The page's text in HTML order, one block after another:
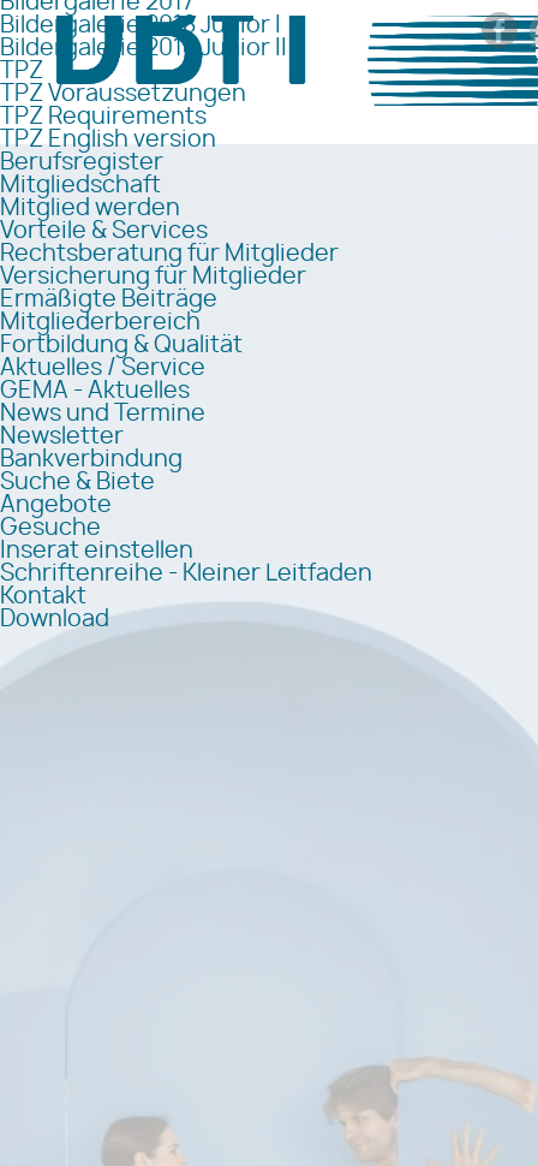
Bildergalerie 2018 Junior I
Bildergalerie 2018 Junior II
TPZ
TPZ Voraussetzungen
TPZ Requirements
TPZ English version
Berufsregister
Mitgliedschaft
Mitglied werden
Vorteile & Services
Rechtsberatung für Mitglieder
Versicherung für Mitglieder
Ermäßigte Beiträge
Mitgliederbereich
Fortbildung & Qualität
Aktuelles / Service
GEMA - Aktuelles
News und Termine
Newsletter
Bankverbindung
Suche & Biete
Angebote
Gesuche
Inserat einstellen
Schriftenreihe - Kleiner Leitfaden
Kontakt
Download